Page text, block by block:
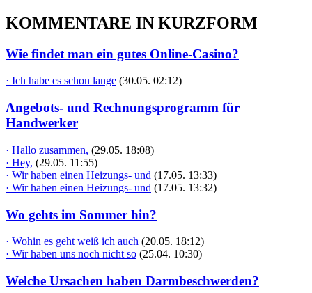
KOMMENTARE IN KURZFORM
Wie findet man ein gutes Online-Casino?
· Ich habe es schon lange (30.05. 02:12)
Angebots- und Rechnungsprogramm für
Handwerker
· Hallo zusammen, (29.05. 18:08)
· Hey, (29.05. 11:55)
· Wir haben einen Heizungs- und (17.05. 13:33)
· Wir haben einen Heizungs- und (17.05. 13:32)
Wo gehts im Sommer hin?
· Wohin es geht weiß ich auch (20.05. 18:12)
· Wir haben uns noch nicht so (25.04. 10:30)
Welche Ursachen haben Darmbeschwerden?